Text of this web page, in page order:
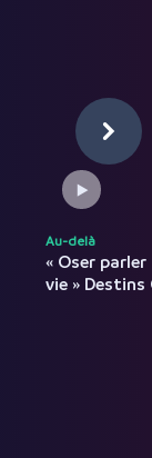
Au-delà
« Oser
vie » Destins